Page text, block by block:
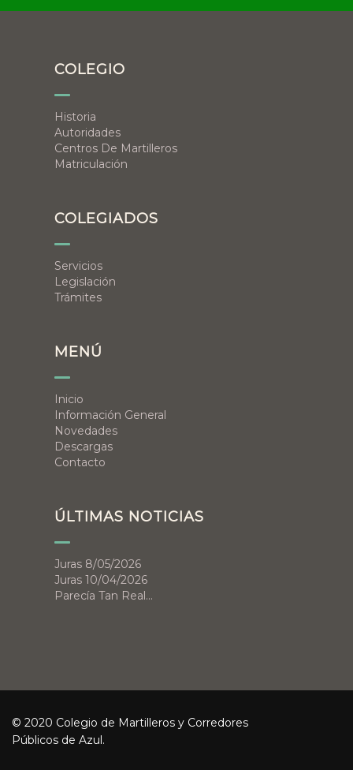
COLEGIO
Historia
Autoridades
Centros De Martilleros
Matriculación
COLEGIADOS
Servicios
Legislación
Trámites
MENÚ
Inicio
Información General
Novedades
Descargas
Contacto
ÚLTIMAS NOTICIAS
Juras 8/05/2026
Juras 10/04/2026
Parecía Tan Real…
© 2020 Colegio de Martilleros y Corredores
Públicos de Azul.